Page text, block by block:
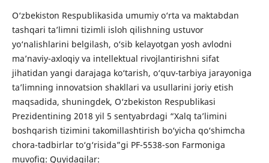
O‘zbekiston Respublikasida umumiy o‘rta va maktabdan
tashqari ta’limni tizimli isloh qilishning ustuvor
yo‘nalishlarini belgilash, o‘sib kelayotgan yosh avlodni
ma’naviy-axloqiy va intellektual rivojlantirishni sifat
jihatidan yangi darajaga ko‘tarish, o‘quv-tarbiya jarayoniga
ta’limning innovatsion shakllari va usullarini joriy etish
maqsadida, shuningdek, O‘zbekiston Respublikasi
Prezidentining 2018 yil 5 sentyabrdagi “Xalq ta’limini
boshqarish tizimini takomillashtirish bo‘yicha qo‘shimcha
chora-tadbirlar to‘g‘risida”gi PF-5538-son Farmoniga
muvofiq: Quyidagilar: